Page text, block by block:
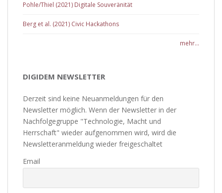
Pohle/Thiel (2021) Digitale Souveränität
Berg et al. (2021) Civic Hackathons
mehr...
DIGIDEM NEWSLETTER
Derzeit sind keine Neuanmeldungen für den
Newsletter möglich. Wenn der Newsletter in der
Nachfolgegruppe "Technologie, Macht und
Herrschaft" wieder aufgenommen wird, wird die
Newsletteranmeldung wieder freigeschaltet
Email